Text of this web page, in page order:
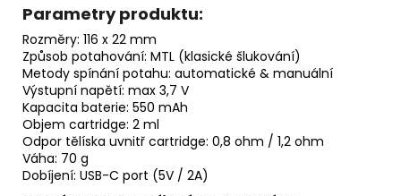
Parametry produktu:
Rozměry: 116 x 22 mm
Způsob potahování: MTL (klasické šlukování)
Metody spínání potahu: automatické & manuální
Výstupní napětí: max 3,7 V
Kapacita baterie: 550 mAh
Objem cartridge: 2 ml
Odpor tělíska uvnitř cartridge: 0,8 ohm / 1,2 ohm
Váha: 70 g
Dobíjení: USB-C port (5V / 2A)